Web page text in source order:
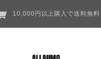
10,000円以上購入で送料無料